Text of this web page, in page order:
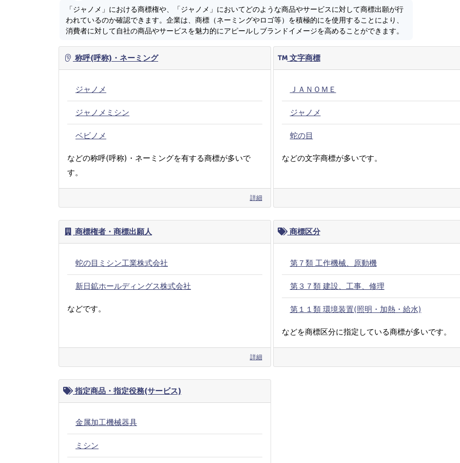
「ジャノメ」における商標権や、「ジャノメ」においてどのような商品やサービスに対して商標出願が行
われているのか確認できます。企業は、商標（ネーミングやロゴ等）を積極的にを使用することにより、
消費者に対して自社の商品やサービスを魅力的にアピールしブランドイメージを高めることができます。
称呼(呼称)・ネーミング
ジャノメ
ジャノメミシン
ベビノメ
などの称呼(呼称)・ネーミングを有する商標が多いで
す。
詳細
文字商標
ＪＡＮＯＭＥ
ジャノメ
蛇の目
などの文字商標が多いです。
商標権者・商標出願人
蛇の目ミシン工業株式会社
新日鉱ホールディングス株式会社
などです。
詳細
商標区分
第７類 工作機械、原動機
第３７類 建設、工事、修理
第１１類 環境装置(照明・加熱・給水)
などを商標区分に指定している商標が多いです。
指定商品・指定役務(サービス)
金属加工機械器具
ミシン